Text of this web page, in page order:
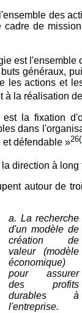
des
de
est
généraux,
les actions et
à la réalisation
la fixation
dans
défendable »26(
direction à
autour de
a. La recherche
d'un modèle de
création de
valeur (modèle
économique)
pour assurer
des profits
durables à
l'entreprise.